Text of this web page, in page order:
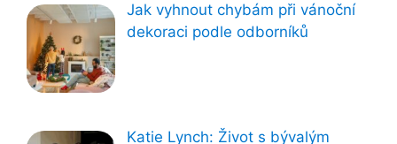
Jak vyhnout chybám při vánoční
dekoraci podle odborníků
Katie Lynch: Život s bývalým